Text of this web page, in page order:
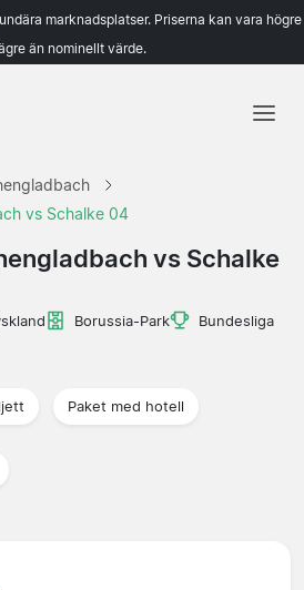
marknadsplatser. Priserna kan vara högre
än nominellt värde.
Lag
Ligor
vs Schalke 04
vs Schalke
Borussia-Park
Bundesliga
Paket med hotell